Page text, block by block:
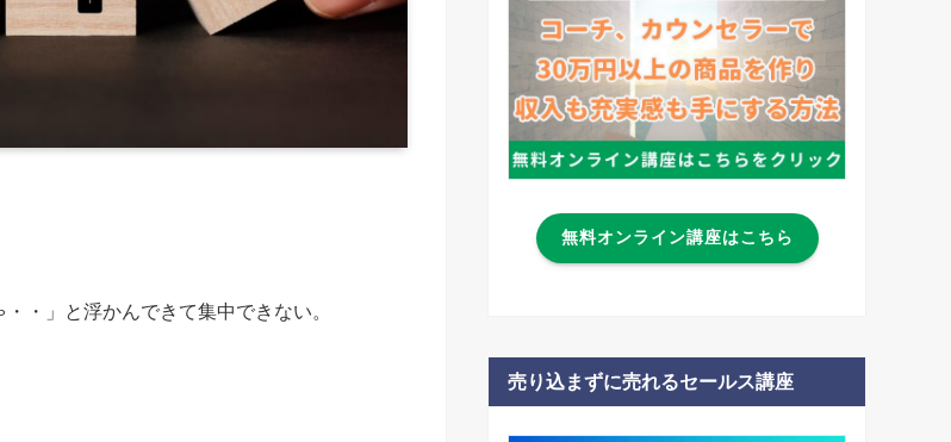
・」と浮かんできて集中できない。
無料オンライン講座はこちら
売り込まずに売れるセールス講座